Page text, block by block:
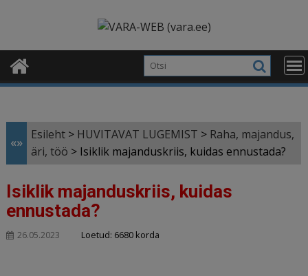
«»
Esileht > HUVITAVAT LUGEMIST > Raha, majandus,
äri, töö > Isiklik majanduskriis, kuidas ennustada?
Isiklik majanduskriis, kuidas
ennustada?
26.05.2023 Loetud: 6680 korda